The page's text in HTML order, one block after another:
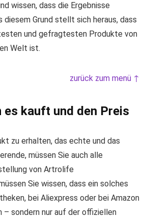
wissen, dass die Ergebnisse
diesem Grund stellt sich heraus, dass
und gefragtesten Produkte von
Welt ist.
zurück zum menü ↑
es kauft und den Preis
zu erhalten, das echte und das
müssen Sie auch alle
von Artrolife
Sie wissen, dass ein solches
bei Aliexpress oder bei Amazon
– sondern nur auf der offiziellen